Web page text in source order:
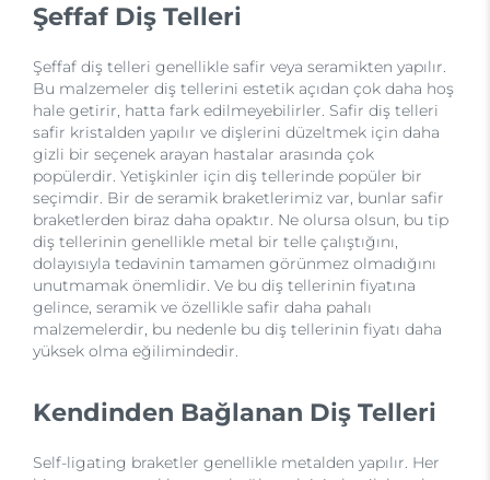
Şeffaf Diş Telleri
Şeffaf diş telleri genellikle safir veya seramikten yapılır.
Bu malzemeler diş tellerini estetik açıdan çok daha hoş
hale getirir, hatta fark edilmeyebilirler. Safir diş telleri
safir kristalden yapılır ve dişlerini düzeltmek için daha
gizli bir seçenek arayan hastalar arasında çok
popülerdir. Yetişkinler için diş tellerinde popüler bir
seçimdir. Bir de seramik braketlerimiz var, bunlar safir
braketlerden biraz daha opaktır. Ne olursa olsun, bu tip
diş tellerinin genellikle metal bir telle çalıştığını,
dolayısıyla tedavinin tamamen görünmez olmadığını
unutmamak önemlidir. Ve bu diş tellerinin fiyatına
gelince, seramik ve özellikle safir daha pahalı
malzemelerdir, bu nedenle bu diş tellerinin fiyatı daha
yüksek olma eğilimindedir.
Kendinden Bağlanan Diş Telleri
Self-ligating braketler genellikle metalden yapılır. Her